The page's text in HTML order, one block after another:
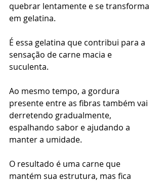
quebrar lentamente e se transforma
em gelatina.
É essa gelatina que contribui para a
sensação de carne macia e
suculenta.
Ao mesmo tempo, a gordura
presente entre as fibras também vai
derretendo gradualmente,
espalhando sabor e ajudando a
manter a umidade.
O resultado é uma carne que
mantém sua estrutura, mas fica